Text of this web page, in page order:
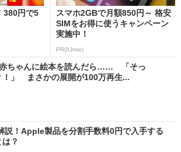
380円で5
スマホ2GBで月額850円～ 格安
SIMをお得に使うキャンペーン
実施中！
PR(IIJmio)
ちゃんに絵本を読んだら…… 「そっ
！」 まさかの展開が100万再生...
説！Apple製品を分割手数料0円で入手する
？